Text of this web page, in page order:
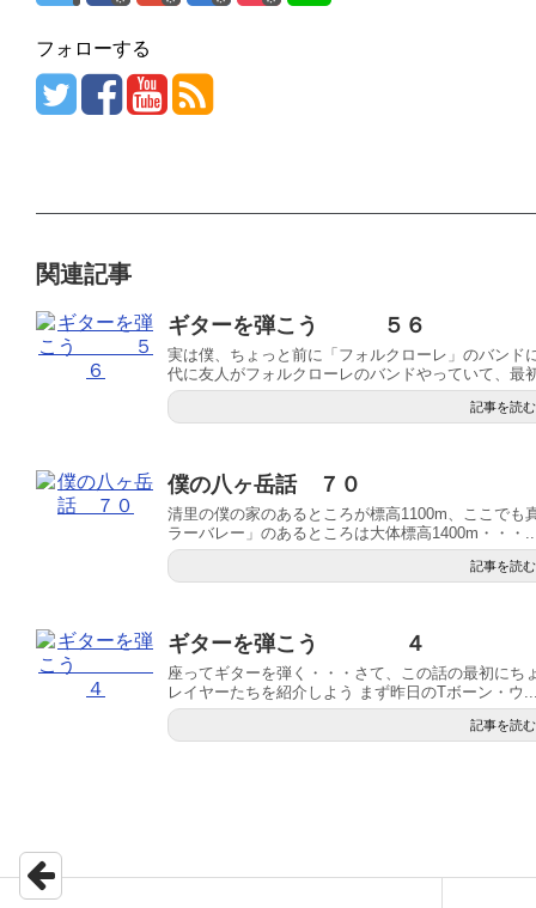
フォローする
関連記事
ギターを弾こう ５６
実は僕、ちょっと前に「フォルクローレ」のバンド
代に友人がフォルクローレのバンドやっていて、最
記事を読む
僕の八ヶ岳話 ７０
清里の僕の家のあるところが標高1100m、ここで
ラーバレー」のあるところは大体標高1400m・・・
記事を読む
ギターを弾こう ４
座ってギターを弾く・・・さて、この話の最初にち
レイヤーたちを紹介しよう まず昨日のTボーン・ウ
記事を読む